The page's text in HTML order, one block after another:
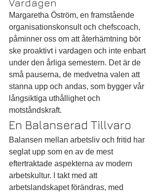
Vardagen
Margaretha Öström, en framstående
organisationskonsult och chefscoach,
påminner oss om att återhämtning bör
ske proaktivt i vardagen och inte enbart
under den årliga semestern. Det är de
små pauserna, de medvetna valen att
stanna upp och andas, som bygger vår
långsiktiga uthållighet och
motståndskraft.
En Balanserad Tillvaro
Balansen mellan arbetsliv och fritid har
seglat upp som en av de mest
eftertraktade aspekterna av modern
arbetskultur. I takt med att
arbetslandskapet förändras, med